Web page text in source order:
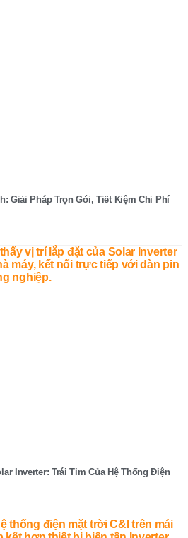
Giải Pháp Trọn Gói, Tiết Kiệm Chi Phí
Inverter: Trái Tim Của Hệ Thống Điện